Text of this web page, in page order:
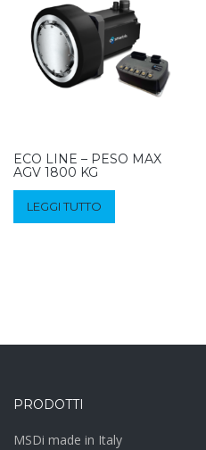
ECO LINE – PESO MAX
AGV 1800 KG
LEGGI TUTTO
PRODOTTI
MSDi made in Italy